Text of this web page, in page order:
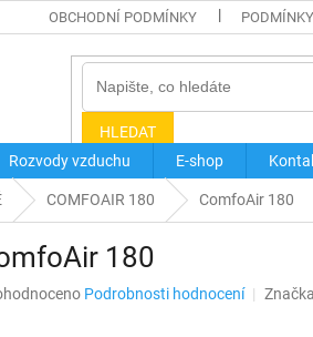
OBCHODNÍ PODMÍNKY
HLEDAT
Rozvody vzduchu E-shop
COMFOAIR 180 ComfoAir 180
180
Podrobnosti hodnocení